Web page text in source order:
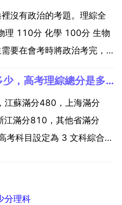
文科...
沒有政治的考題。理綜全
理 110分 化學 100分 生物
要在會考時將政治考完，
考理綜物理部分分值是多
理 數 英語...
高考理科各科總分是多少，高考理綜總分是多少，每一門各多少？
江蘇滿分480，上海滿分
滿分810，其他省滿分
考科目設定為 3 文科綜合
30分 計入外語總分 文科綜
分理科